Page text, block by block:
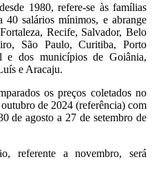
1980, refere-se às famílias
salários mínimos, e abrange
Recife, Salvador, Belo
São Paulo, Curitiba, Porto
e dos municípios de Goiânia,
e Aracaju.
os preços coletados no
de 2024 (referência) com
de agosto a 27 de setembro de
referente a novembro, será